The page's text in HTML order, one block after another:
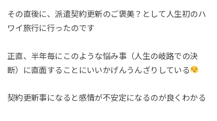
その直後に、派遣契約更新のご褒美？として人生初のハ
ワイ旅行に行ったのです
正直、半年毎にこのような悩み事（人生の岐路での決
断）に直面することにいいかげんうんざりしている
契約更新事になると感情が不安定になるのが良くわかる